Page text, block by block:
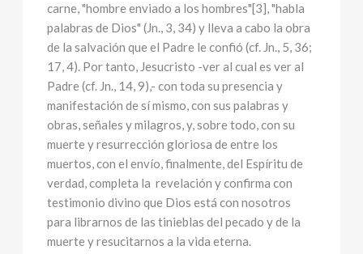
carne, "hombre enviado a los hombres"[3], "habla
palabras de Dios" (Jn., 3, 34) y lleva a cabo la obra
de la salvación que el Padre le confió (cf. Jn., 5, 36;
17, 4). Por tanto, Jesucristo -ver al cual es ver al
Padre (cf. Jn., 14, 9),- con toda su presencia y
manifestación de sí mismo, con sus palabras y
obras, señales y milagros, y, sobre todo, con su
muerte y resurrección gloriosa de entre los
muertos, con el envío, finalmente, del Espíritu de
verdad, completa la revelación y confirma con
testimonio divino que Dios está con nosotros
para librarnos de las tinieblas del pecado y de la
muerte y resucitarnos a la vida eterna.